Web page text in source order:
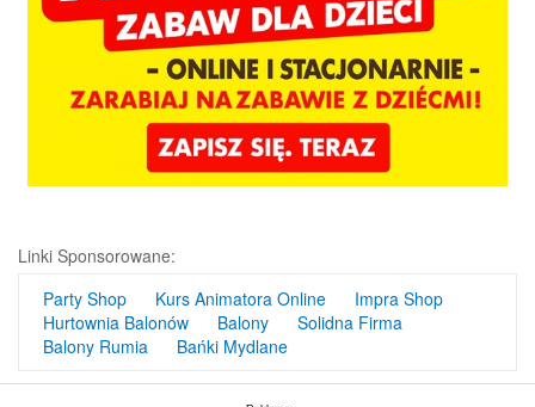
Linki Sponsorowane:
Party Shop
Kurs Animatora Online
Impra Shop
Hurtownia Balonów
Balony
Solidna Firma
Balony Rumia
Bańki Mydlane